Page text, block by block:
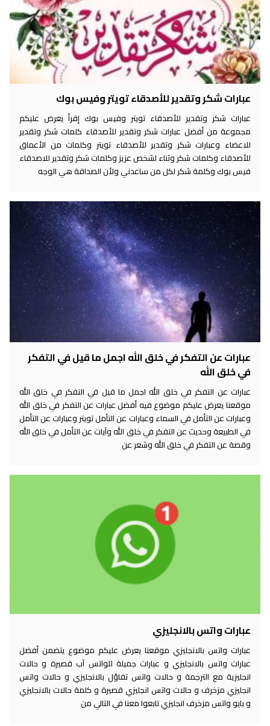
عبارات شكر وتقدير للأصدقاء تويتر وفيس بوك
عبارات شكر وتقدير للأصدقاء تويتر وفيس بوك إقرأ يعرض عليكم
مجموعة من أفضل عبارات شكر وتقدير للأصدقاء كلمات شكر وتقدير
للاعضاء وعبارات شكر وتقدير للأصدقاء تويتر وكلمات من الأعماق
للأصدقاء وكلمات شكر وثناء لشخص عزيز وكلمات شكر وتقدير للاصدقاء
فيس بوك وكلمة شكر لكل من ساعدني ولأن الصداقة هي الوجه
عبارات عن التفكر في خلق الله اجمل ما قيل في التفكر
في خلق الله
عبارات عن التفكر في خلق الله اجمل ما قيل في التفكر في خلق الله
موقعنا يعرض عليكم موضوع فيه أفضل عبارات عن التفكر في خلق الله
وعبارات عن التأمل في السماء وعبارات عن التأمل تويتر وعبارات عن التأمل
في الطبيعة وحديث عن التفكر في خلق الله وآيات عن التأمل في خلق الله
وقصة عن التفكر في خلق الله وشعر عن
عبارات واتس بالانجليزي
عبارات واتس بالانجليزي موقعنا يعرض عليكم موضوع يتضمن أفضل
عبارات واتس بالانجليزي و عبارات جميلة للواتس آب قصيرة و حالات
انجليزية مع الترجمة و حالات واتس تفاؤل بالانجليزي و حالات واتس
انجليزي مزخرف و حالات واتس انجليزي قصيرة و كلمة حالات بالانجليزي
و بايو واتس مزخرف انجليزي تابعوا معنا في التالي من